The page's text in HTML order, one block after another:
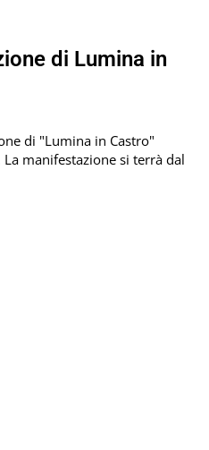
di Lumina in
di "Lumina in Castro"
manifestazione si terrà dal